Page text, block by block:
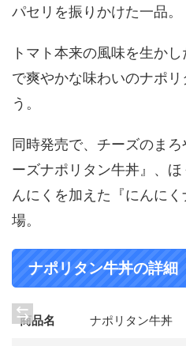
パセリを振りかけた一品。
トマト本来の風味を生か
で爽やかな味わいのナポ
う。
同時発売で、チーズのま
ーズナポリタン牛丼』、
んにくを加えた『にんに
場。
ナポリタン牛丼の詳細
商品名 ナポリタン牛丼